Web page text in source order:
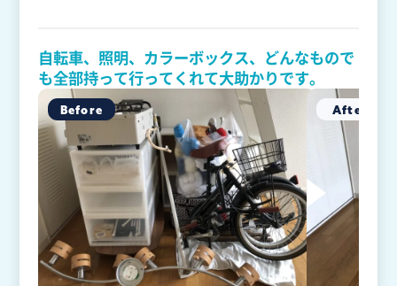
自転車、照明、カラーボックス、どんなもので
も全部持って行ってくれて大助かりです。